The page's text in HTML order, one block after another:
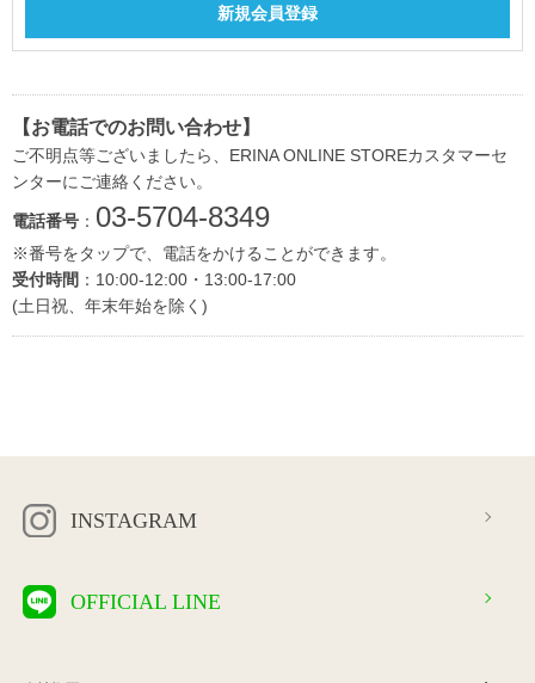
【お電話でのお問い合わせ】
ご不明点等ございましたら、ERINA ONLINE STOREカスタマーセ
ンターにご連絡ください。
電話番号 ： 03-5704-8349
※番号をタップで、電話をかけることができます。
受付時間 ：10:00-12:00・13:00-17:00
(土日祝、年末年始を除く)
INSTAGRAM
OFFICIAL LINE